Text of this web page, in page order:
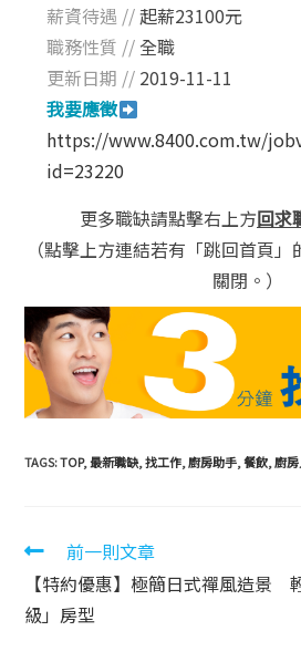
薪資待遇 //起薪23100元
職務性質 // 全職
更新日期 // 2019-11-11
我要應徵
https://www.8400.com.tw/
id=23220
更多職缺請點擊右上方回求
（點擊上方連結若有「跳回首頁
關閉。）
TAGS:TOP, 最新職缺, 找工作, 廚房助手, 餐飲, 廚
前一則文章
【特約優惠】極簡日式禪風造景
級」房型